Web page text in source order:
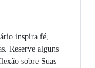
inspira fé,
Reserve alguns
sobre Suas